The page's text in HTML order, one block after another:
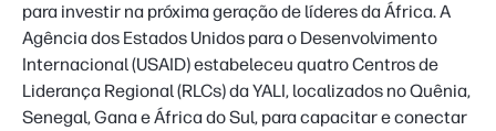
para investir na próxima geração de líderes da África. A
Agência dos Estados Unidos para o Desenvolvimento
Internacional (USAID) estabeleceu quatro Centros de
Liderança Regional (RLCs) da YALI, localizados no Quênia,
Senegal, Gana e África do Sul, para capacitar e conectar